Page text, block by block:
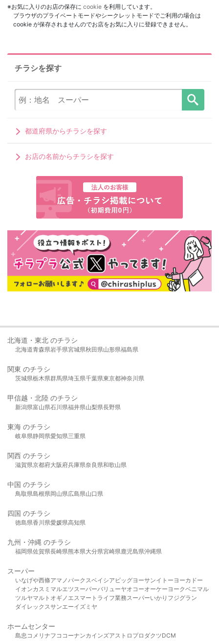
※お気に入りのお店の保存に cookie を利用しています。
ブラウザのプライベートモードやシークレットモードでご利用の場合は
cookie が保存されませんのでお店をお気に入りに登録できません。
チラシを探す
都道府県からチラシを探す
お店の名前からチラシを探す
北海道・東北 のチラシ
北海道青森県岩手県宮城県秋田県山形県福島県
関東 のチラシ
茨城県栃木県群馬県埼玉県千葉県東京都神奈川県
甲信越・北陸 のチラシ
新潟県富山県石川県福井県山梨県長野県
東海 のチラシ
岐阜県静岡県愛知県三重県
関西 のチラシ
滋賀県京都府大阪府兵庫県奈良県和歌山県
中国 のチラシ
鳥取県島根県岡山県広島県山口県
四国 のチラシ
徳島県香川県愛媛県高知県
九州・沖縄 のチラシ
福岡県佐賀県長崎県熊本県大分県宮崎県鹿児島県沖縄県
スーパー
いなげや西條アマノパークスベイシア ビッグヨーサンイトーヨーカドー
イオンカスミ マルエツスーパーバリューヤオコーオーケー ヨークベニマル
ツルヤマルト オギノ エスマート ライフ業務スーパーいかり フジグラン
ダイレックスサンエーイズミヤ
ホームセンター
島忠 コメリ ナフコ コーナンカインズアストロプロダクツDCM